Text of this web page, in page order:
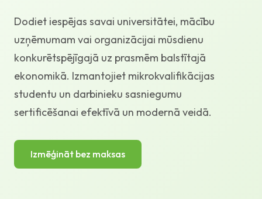
Dodiet iespējas savai universitātei, mācību
uzņēmumam vai organizācijai mūsdienu
konkurētspējīgajā uz prasmēm balstītajā
ekonomikā. Izmantojiet mikrokvalifikācijas
studentu un darbinieku sasniegumu
sertificēšanai efektīvā un modernā veidā.
Izmēģināt bez maksas